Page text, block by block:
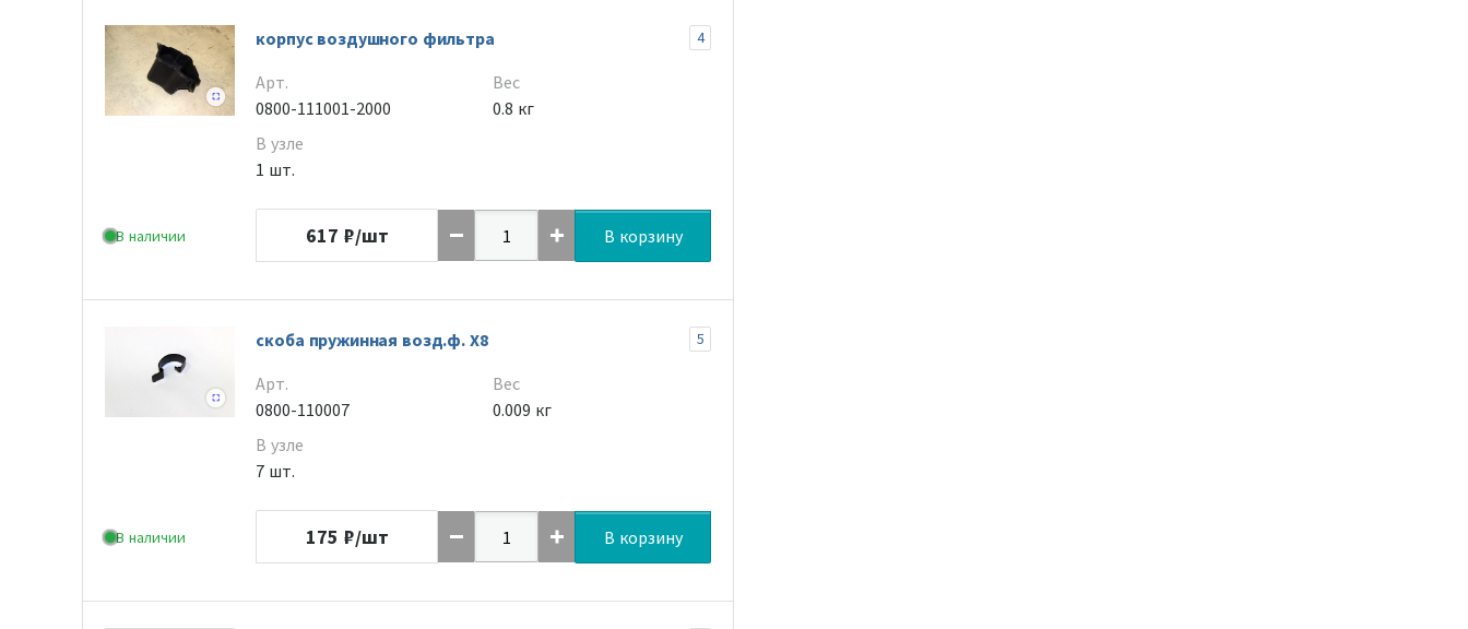
В наличии
корпус воздушного фильтра 4
Арт.
0800-111001-2000
В узле
1 шт.
Вес
0.8 кг
617 ₽/шт В корзину
В наличии
скоба пружинная возд.ф. Х8 5
Арт.
0800-110007
В узле
7 шт.
Вес
0.009 кг
175 ₽/шт В корзину